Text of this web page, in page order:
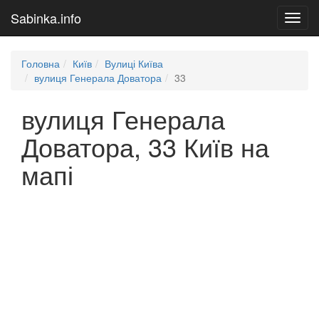
Sabinka.info
Головна Київ
Вулиці Київа
вулиця Генерала Доватора
33
вулиця Генерала
Доватора, 33 Київ на
мапі